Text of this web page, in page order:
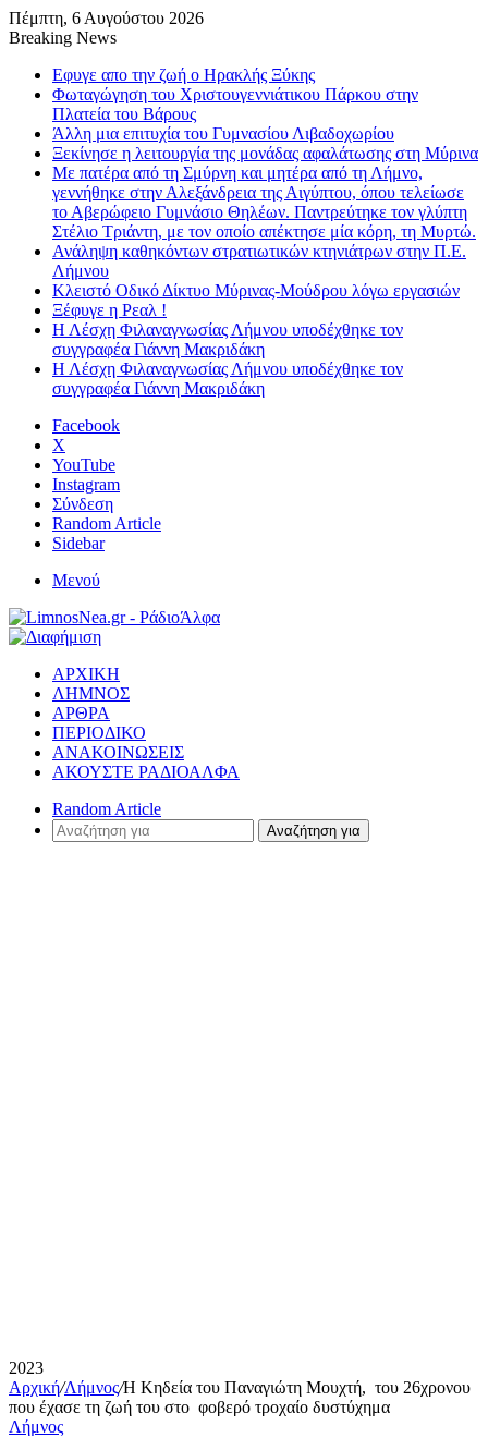
Πέμπτη, 6 Αυγούστου 2026
Breaking News
Εφυγε απο την ζωή o Ηρακλής Ξύκης
Φωταγώγηση του Χριστουγεννιάτικου Πάρκου στην
Πλατεία του Βάρους
Άλλη μια επιτυχία του Γυμνασίου Λιβαδοχωρίου
Ξεκίνησε η λειτουργία της μονάδας αφαλάτωσης στη Μύρινα
Με πατέρα από τη Σμύρνη και μητέρα από τη Λήμνο,
γεννήθηκε στην Αλεξάνδρεια της Αιγύπτου, όπου τελείωσε
το Αβερώφειο Γυμνάσιο Θηλέων. Παντρεύτηκε τον γλύπτη
Στέλιο Τριάντη, με τον οποίο απέκτησε μία κόρη, τη Μυρτώ.
Ανάληψη καθηκόντων στρατιωτικών κτηνιάτρων στην Π.Ε.
Λήμνου
Κλειστό Οδικό Δίκτυο Μύρινας-Μούδρου λόγω εργασιών
Ξέφυγε η Ρεαλ !
Η Λέσχη Φιλαναγνωσίας Λήμνου υποδέχθηκε τον
συγγραφέα Γιάννη Μακριδάκη
Η Λέσχη Φιλαναγνωσίας Λήμνου υποδέχθηκε τον
συγγραφέα Γιάννη Μακριδάκη
Facebook
X
YouTube
Instagram
Σύνδεση
Random Article
Sidebar
Μενού
ΑΡΧΙΚΗ
ΛΗΜΝΟΣ
ΑΡΘΡΑ
ΠΕΡΙΟΔΙΚΟ
ΑΝΑΚΟΙΝΩΣΕΙΣ
ΑΚΟΥΣΤΕ ΡΑΔΙΟΑΛΦΑ
Random Article
Αναζήτηση για
2023
Αρχική/Λήμνος/Η Κηδεία του Παναγιώτη Μουχτή, του 26χρονου
που έχασε τη ζωή του στο φοβερό τροχαίο δυστύχημα
Λήμνος